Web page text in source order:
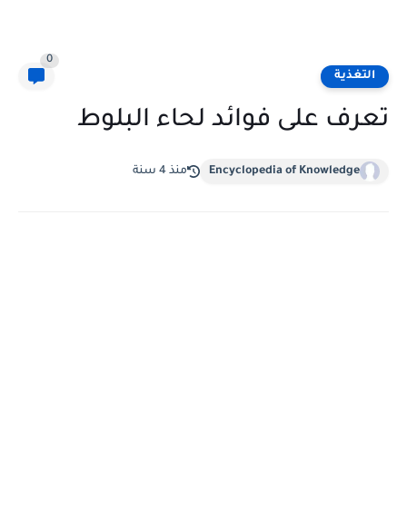
التغذية
0
تعرف على فوائد لحاء البلوط
Encyclopedia of Knowledge منذ 4 سنة